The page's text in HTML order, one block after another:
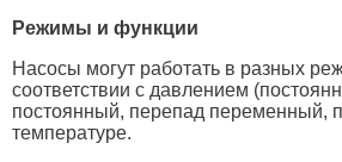
Режимы и функции
Насосы могут работать в разных
соответствии с давлением
постоянный, перепад переменный,
температуре.